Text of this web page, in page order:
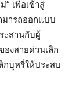
เพื่อเข้าสู่
มารถออกแบบ
ะสานกับผู้
งสายด่วนเลิก
กบุหรี่ให้ประสบ